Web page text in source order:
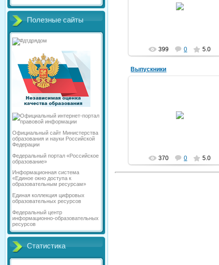
Полезные сайты
Официальный сайт Министерства
образования и науки Российской
Федерации
Федеральный портал «Российское
образование»
Информационная система
«Единое окно доступа к
образовательным ресурсам»
Единая коллекция цифровых
образовательных ресурсов
Федеральный центр
информационно-образовательных
ресурсов
Статистика
399 0 5.0
Выпускники
370 0 5.0